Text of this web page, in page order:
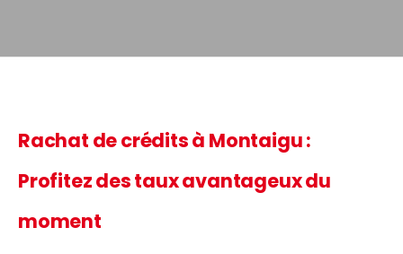
Rachat de crédits à Montaigu :
Profitez des taux avantageux du
moment